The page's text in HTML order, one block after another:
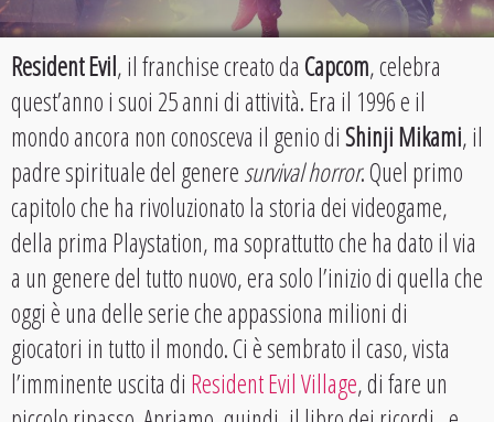
Resident Evil, il franchise creato daCapcom, celebra
quest’anno i suoi 25 anni di attività. Era il 1996 e il
mondo ancora non conosceva il genio diShinji Mikami, il
padre spirituale del generesurvival horror. Quel primo
capitolo che ha rivoluzionato la storia dei videogame,
della prima Playstation, ma soprattutto che ha dato il via
a un genere del tutto nuovo, era solo l’inizio di quella che
oggi è una delle serie che appassiona milioni di
giocatori in tutto il mondo. Ci è sembrato il caso, vista
l’imminente uscita di Resident Evil Village, di fare un